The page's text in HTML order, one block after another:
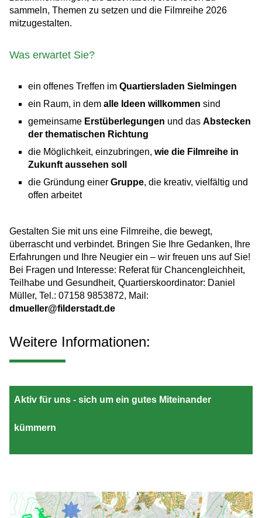
sammeln, Themen zu setzen und die Filmreihe 2026
mitzugestalten.
Was erwartet Sie?
ein offenes Treffen im Quartiersladen Sielmingen
ein Raum, in dem alle Ideen willkommen sind
gemeinsame Erstüberlegungen und das Abstecken
der thematischen Richtung
die Möglichkeit, einzubringen, wie die Filmreihe in
Zukunft aussehen soll
die Gründung einer Gruppe, die kreativ, vielfältig und
offen arbeitet
Gestalten Sie mit uns eine Filmreihe, die bewegt,
überrascht und verbindet. Bringen Sie Ihre Gedanken, Ihre
Erfahrungen und Ihre Neugier ein – wir freuen uns auf Sie!
Bei Fragen und Interesse: Referat für Chancengleichheit,
Teilhabe und Gesundheit, Quartierskoordinator: Daniel
Müller, Tel.: 07158 9853872, Mail:
dmueller@filderstadt.de
Weitere Informationen:
Aktiv für uns - sich um ein gutes Miteinander
kümmern